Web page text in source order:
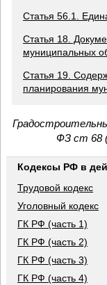
Статья 56.1.
Статья 18.
муниципальных
Статья 19.
планирования
ФЗ ст 68
Кодексы РФ в
Трудовой кодекс
Уголовный кодекс
ГК РФ (часть 1)
ГК РФ (часть 2)
ГК РФ (часть 3)
ГК РФ (часть 4)